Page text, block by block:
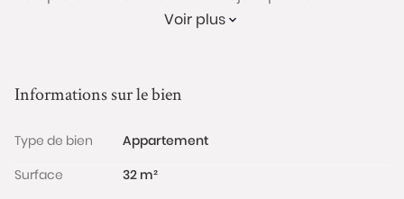
réunis en une grande pièce à vivre.
rangements sur mesure..). L'ensemble des pièces
luminosité (exposition sud sans vis-à-vis direct). Il
bénéficie d'une localisation idéale à Boulogne Nord,
Voir plus
Informations sur le bien
Type de bien
Appartement
Surface
32 m²